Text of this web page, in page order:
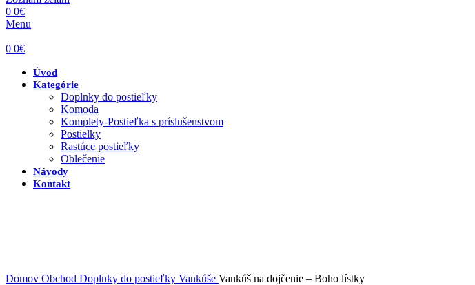
0 0€
Menu
0 0€
Úvod
Kategórie
Doplnky do postieľky
Komoda
Komplety-Postieľka s príslušenstvom
Postielky
Rastúce postieľky
Oblečenie
Návody
Kontakt
Domov Obchod Doplnky do postieľky Vankúše Vankúš na dojčenie – Boho lístky